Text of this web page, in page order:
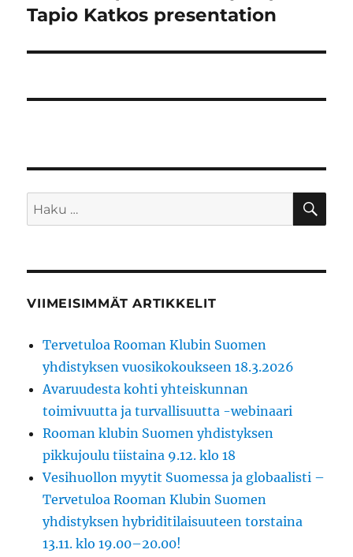
Tapio Katkos presentation
Etsi:
VIIMEISIMMÄT ARTIKKELIT
Tervetuloa Rooman Klubin Suomen
yhdistyksen vuosikokoukseen 18.3.2026
Avaruudesta kohti yhteiskunnan
toimivuutta ja turvallisuutta -webinaari
Rooman klubin Suomen yhdistyksen
pikkujoulu tiistaina 9.12. klo 18
Vesihuollon myytit Suomessa ja globaalisti –
Tervetuloa Rooman Klubin Suomen
yhdistyksen hybriditilaisuuteen torstaina
13.11. klo 19.00–20.00!